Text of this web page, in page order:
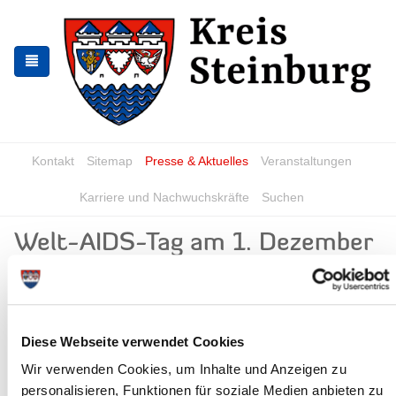
Diese Webseite verwendet Cookies
Wir verwenden Cookies, um Inhalte und Anzeigen zu
personalisieren, Funktionen für soziale Medien anbieten zu
springen
springen
Kontakt Sitemap Presse & Aktuelles Veranstaltungen
Karriere und Nachwuchskräfte Suchen
Welt-AIDS-Tag am 1. Dezember
News - Meldungen
Bundeszentrale für
Aufklärung